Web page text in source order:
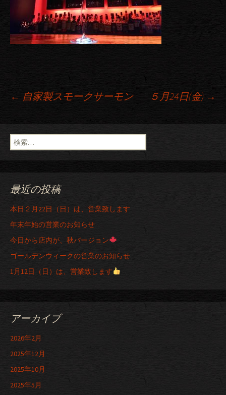
← 自家製スモークサーモン ５月24日(金) →
検索:
最近の投稿
本日２月22日（日）は、営業致します
年末年始の営業のお知らせ
今日から店内が、秋バージョン
ゴールデンウィークの営業のお知らせ
1月12日（日）は、営業致します
アーカイブ
2026年2月
2025年12月
2025年10月
2025年5月